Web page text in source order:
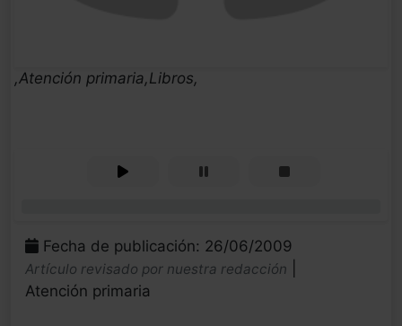
,Atención primaria,Libros,
Fecha de publicación: 26/06/2009
Artículo revisado por nuestra redacción
Atención primaria